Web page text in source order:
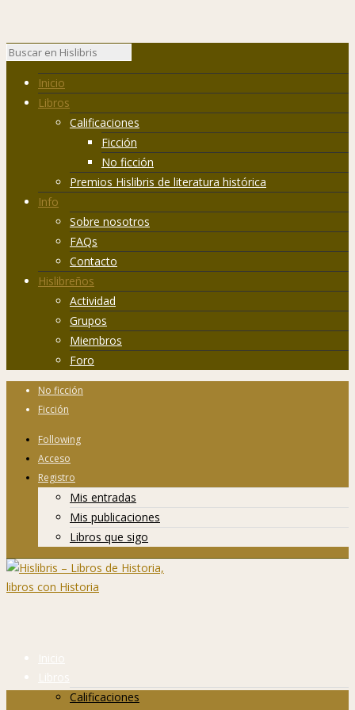
Inicio
Libros
Calificaciones
Ficción
No ficción
Premios Hislibris de literatura histórica
Info
Sobre nosotros
FAQs
Contacto
Hislibreños
Actividad
Grupos
Miembros
Foro
No ficción
Ficción
Following
Acceso
Registro
Mis entradas
Mis publicaciones
Libros que sigo
Inicio
Libros
Calificaciones